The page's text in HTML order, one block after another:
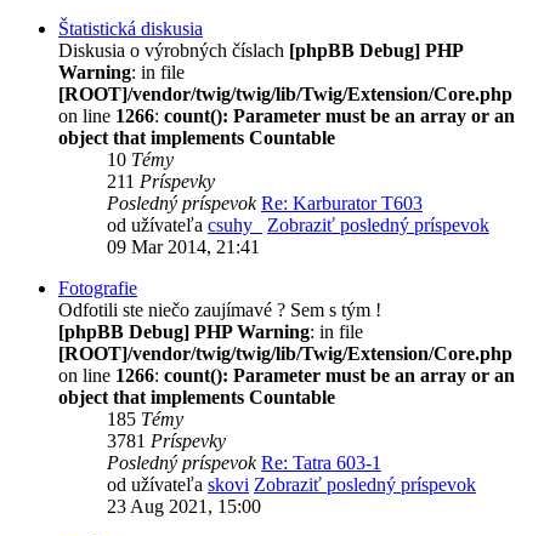
Štatistická diskusia
Diskusia o výrobných číslach [phpBB Debug] PHP
Warning: in file
[ROOT]/vendor/twig/twig/lib/Twig/Extension/Core.php
on line 1266: count(): Parameter must be an array or an
object that implements Countable
10 Témy
211 Príspevky
Posledný príspevok Re: Karburator T603
od užívateľa csuhy_
Zobraziť posledný príspevok
09 Mar 2014, 21:41
Fotografie
Odfotili ste niečo zaujímavé ? Sem s tým !
[phpBB Debug] PHP Warning: in file
[ROOT]/vendor/twig/twig/lib/Twig/Extension/Core.php
on line 1266: count(): Parameter must be an array or an
object that implements Countable
185 Témy
3781 Príspevky
Posledný príspevok Re: Tatra 603-1
od užívateľa skovi Zobraziť posledný príspevok
23 Aug 2021, 15:00